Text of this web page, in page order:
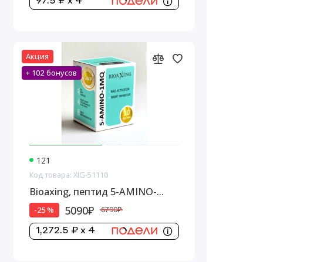
Акция
+ 102 бонусов
121
Код товара: XIG-51110
Bioaxing, пептид 5-AMINO-
1MQ, 10 мг
-25 % 5090₽ 6790₽
1,272.5 ₽ x 4